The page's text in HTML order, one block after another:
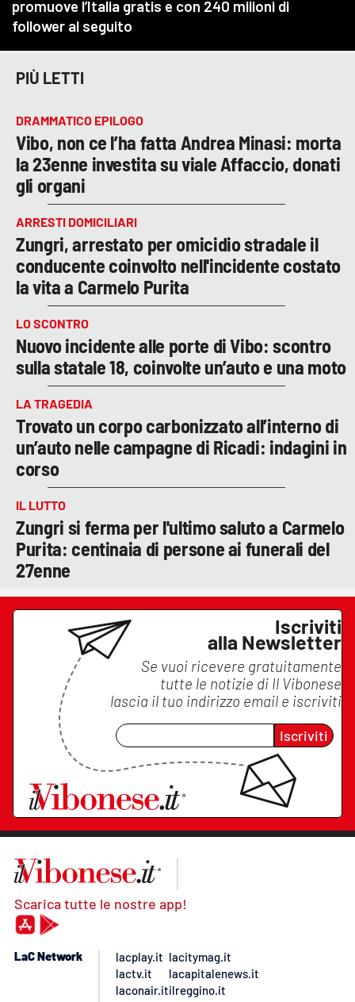
PIÙ LETTI
DRAMMATICO EPILOGO
Vibo, non ce l’ha fatta Andrea Minasi: morta
la 23enne investita su viale Affaccio, donati
gli organi
ARRESTI DOMICILIARI
Zungri, arrestato per omicidio stradale il
conducente coinvolto nell'incidente costato
la vita a Carmelo Purita
LO SCONTRO
Nuovo incidente alle porte di Vibo: scontro
sulla statale 18, coinvolte un’auto e una moto
LA TRAGEDIA
Trovato un corpo carbonizzato all’interno di
un’auto nelle campagne di Ricadi: indagini in
corso
IL LUTTO
Zungri si ferma per l'ultimo saluto a Carmelo
Purita: centinaia di persone ai funerali del
27enne
Iscriviti
alla Newsletter
Se vuoi ricevere gratuitamente
tutte le notizie di Il Vibonese
lascia il tuo indirizzo email e iscriviti
Iscriviti
Scarica tutte le nostre app!
LaC Network
lacplay.it
lactv.it
laconair.it
lacitymag.it
lacapitalenews.it
ilreggino.it